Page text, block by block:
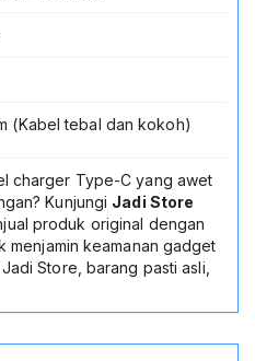
(Kabel tebal dan kokoh)
charger Type-C yang awet
Kunjungi Jadi Store
produk original dengan
menjamin keamanan gadget
Store, barang pasti asli,